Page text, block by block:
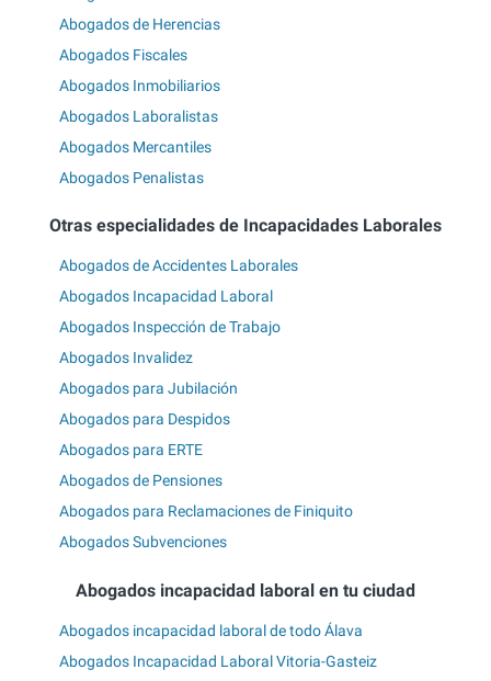
Abogados de Herencias
Abogados Fiscales
Abogados Inmobiliarios
Abogados Laboralistas
Abogados Mercantiles
Abogados Penalistas
Otras especialidades de Incapacidades Laborales
Abogados de Accidentes Laborales
Abogados Incapacidad Laboral
Abogados Inspección de Trabajo
Abogados Invalidez
Abogados para Jubilación
Abogados para Despidos
Abogados para ERTE
Abogados de Pensiones
Abogados para Reclamaciones de Finiquito
Abogados Subvenciones
Abogados incapacidad laboral en tu ciudad
Abogados incapacidad laboral de todo Álava
Abogados Incapacidad Laboral Vitoria-Gasteiz